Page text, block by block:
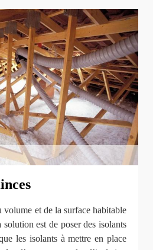
volume et de la surface habitable
est de poser des isolants
les isolants à mettre en place